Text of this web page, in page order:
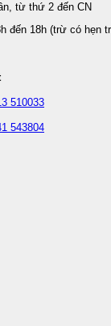
từ thứ 2 đến CN
đến 18h (trừ có hẹn
510033
543804